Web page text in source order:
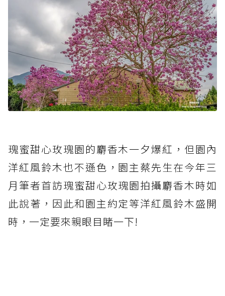
瑰蜜甜心玫瑰園的麝香木一夕爆紅，但園內
洋紅風鈴木也不遜色，園主蔡先生在今年三
月筆者首訪瑰蜜甜心玫瑰園拍攝麝香木時如
此說著，因此和園主約定等洋紅風鈴木盛開
時，一定要來親眼目睹一下!